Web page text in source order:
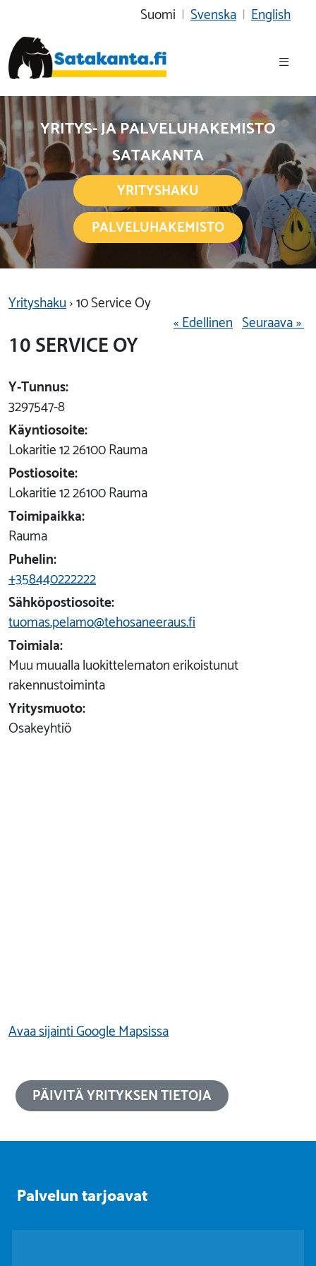
Suomi | Svenska | English
YRITYS- JA PALVELUHAKEMISTO
SATAKANTA
YRITYSHAKU
PALVELUHAKEMISTO
Yrityshaku› 10 Service Oy
« Edellinen Seuraava »
10 SERVICE OY
Y-Tunnus:
3297547-8
Käyntiosoite:
Lokaritie 12 26100 Rauma
Postiosoite:
Lokaritie 12 26100 Rauma
Toimipaikka:
Rauma
Puhelin:
+358440222222
Sähköpostiosoite:
tuomas.pelamo@tehosaneeraus.fi
Toimiala:
Muu muualla luokittelematon erikoistunut
rakennustoiminta
Yritysmuoto:
Osakeyhtiö
Avaa sijainti Google Mapsissa
PÄIVITÄ YRITYKSEN TIETOJA
Palvelun tarjoavat